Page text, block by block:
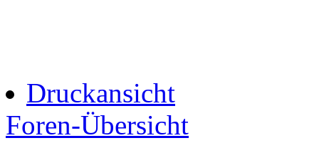
Druckansicht
Foren-Übersicht